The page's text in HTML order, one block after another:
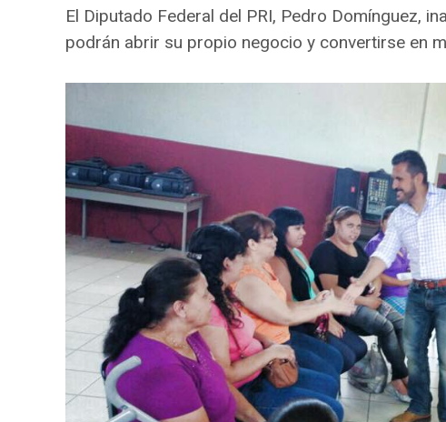
El Diputado Federal del PRI, Pedro Domínguez,
podrán abrir su propio negocio y convertirse en